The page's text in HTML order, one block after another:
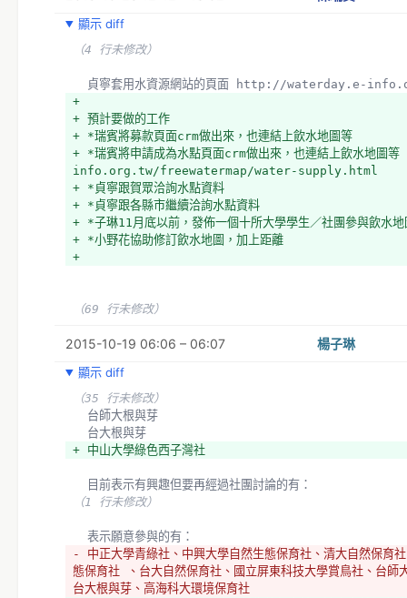
顯示 diff
（4 行未修改）
貞寧套用水資源網站的頁面 http://waterday.e-
+
+ 預計要做的工作
+ *瑞賓將募款頁面crm做出來，也連結上飲水地圖等
+ *瑞賓將申請成為水點頁面crm做出來，也連結上飲水地
info.org.tw/freewatermap/water-supply.html
+ *貞寧跟賀眾洽詢水點資料
+ *貞寧跟各縣市繼續洽詢水點資料
+ *子琳11月底以前，發佈一個十所大學學生／社團參與飲水地
+ *小野花協助修訂飲水地圖，加上距離
+
（69 行未修改）
2015-10-19 06:06 – 06:07 楊子琳
顯示 diff
（35 行未修改）
  台師大根與芽
  台大根與芽
+ 中山大學綠色西子灣社
  目前表示有興趣但要再經過社團討論的有：
（1 行未修改）
  表示願意參與的有：
- 中正大學青綠社、中興大學自然生態保育社、清大自然保育
態保育社 、台大自然保育社、國立屏東科技大學賞鳥社、台師
台大根與芽、高海科大環境保育社